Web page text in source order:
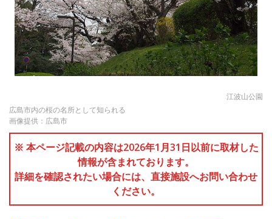
江波山公園
広島市内の桜の名所として知られる
画像提供：広島市
※ 本ページ記載の内容は2026年1月31日以前に取材した
情報が含まれております。
詳細を確認されたい場合には、直接施設へお問い合わせ
ください。